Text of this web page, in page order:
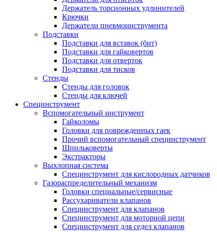
Держатель торсионных удлинителей
Крючки
Держатели пневмоинструмента
Подставки
Подставки для вставок (бит)
Подставки для гайковертов
Подставки для отверток
Подставки для тисков
Стенды
Стенды для головок
Стенды для ключей
Специнструмент
Вспомогательный инструмент
Гайколомы
Головки для поврежденных гаек
Прочий вспомогательный специнструмент
Шпильковерты
Экстракторы
Выхлопная система
Специнструмент для кислородных датчиков
Газораспределительный механизм
Головки специальные/сервисные
Рассухариватели клапанов
Специнструмент для клапанов
Специнструмент для моторной цепи
Специнструмент для седел клапанов